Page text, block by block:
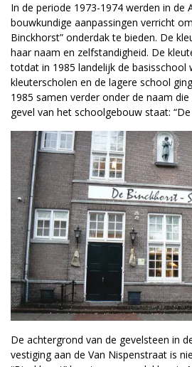
In de periode 1973-1974 werden in de
bouwkundige aanpassingen verricht
Binckhorst” onderdak te bieden. De
haar naam en zelfstandigheid. De
totdat in 1985 landelijk de basisschool
kleuterscholen en de lagere school
1985 samen verder onder de naam
gevel van het schoolgebouw staat: “De
De achtergrond van de gevelsteen in
vestiging aan de Van Nispenstraat is